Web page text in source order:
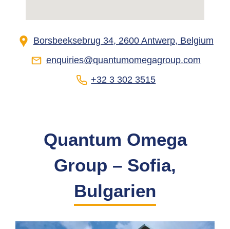
Borsbeeksebrug 34, 2600 Antwerp, Belgium
enquiries@quantumomegagroup.com
+32 3 302 3515
Quantum Omega
Group – Sofia,
Bulgarien